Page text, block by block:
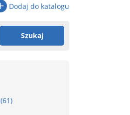
Dodaj do katalogu
Szukaj
(61)